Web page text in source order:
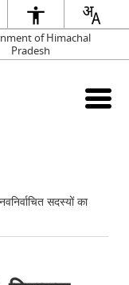
of Himachal
Pradesh
सदस्यों का